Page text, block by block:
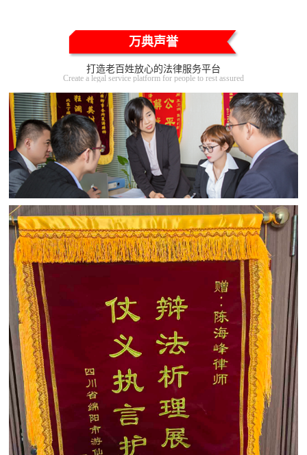
万典声誉
打造老百姓放心的法律服务平台
Create a legal service platform for people to rest assured